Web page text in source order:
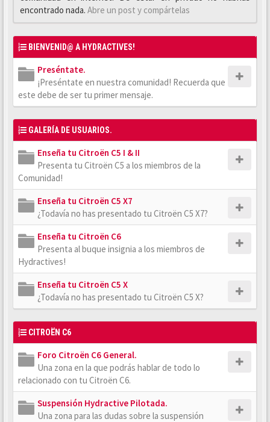
encontrado nada. Abre un post y compártelas
BIENVENID@ A HYDRACTIVES!
Preséntate.
¡Preséntate en nuestra comunidad! Recuerda que
este debe de ser tu primer mensaje.
GALERÍA DE USUARIOS.
Enseña tu Citroën C5 I & II
Presenta tu Citroën C5 a los miembros de la
Comunidad!
Enseña tu Citroën C5 X7
¿Todavía no has presentado tu Citroën C5 X7?
Enseña tu Citroën C6
Presenta al buque insignia a los miembros de
Hydractives!
Enseña tu Citroën C5 X
¿Todavía no has presentado tu Citroën C5 X?
CITROËN C6
Foro Citroën C6 General.
Una zona en la que podrás hablar de todo lo
relacionado con tu Citroën C6.
Suspensión Hydractive Pilotada.
Una zona para las dudas sobre la suspensión